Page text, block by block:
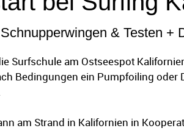
& Testen +
Surfschule am Ostseespot
Bedingungen ein Pumpfoiling oder
am Strand in Kalifornien in